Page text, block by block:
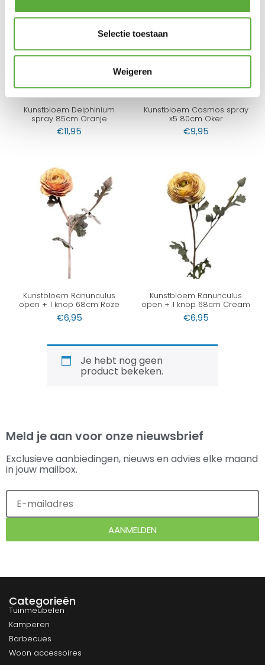
Selectie toestaan
Weigeren
Kunstbloem Delphinium
spray 85cm Oranje
€11,95
Kunstbloem Cosmos spray
x5 80cm Oker
€9,95
Kunstbloem Ranunculus
open + 1 knop 68cm Roze
€6,95
Kunstbloem Ranunculus
open + 1 knop 68cm Cream
€6,95
Je hebt nog geen
product bekeken.
Meld je aan voor onze nieuwsbrief
Exclusieve aanbiedingen, nieuws en advies elke maand
in jouw mailbox.
AANMELDEN
Categorieën
Tuinmeubelen
Kamperen
Barbecues
Woon accessoires